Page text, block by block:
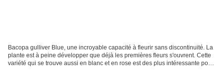
Bacopa gulliver Blue, une incroyable capacité à fleurir sans discontinuité. La
plante est à peine développer que déjà les premières fleurs s'ouvrent. Cette
variété qui se trouve aussi en blanc et en rose est des plus intéressante pour